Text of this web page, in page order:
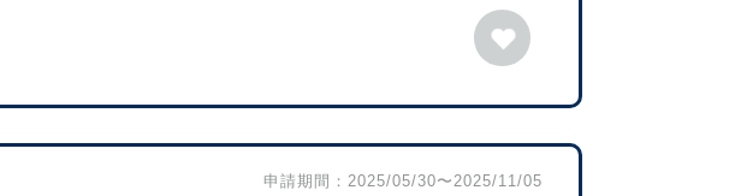
申請期間：2025/05/30〜2025/11/05